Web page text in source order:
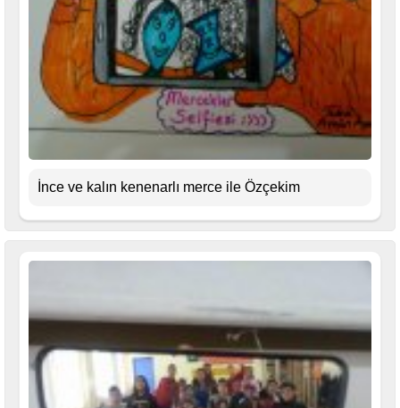
İnce ve kalın kenenarlı merce ile Özçekim